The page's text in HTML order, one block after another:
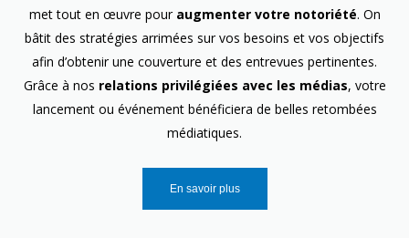
met tout en œuvre pour augmenter votre notoriété. On
bâtit des stratégies arrimées sur vos besoins et vos objectifs
afin d’obtenir une couverture et des entrevues pertinentes.
Grâce à nos relations privilégiées avec les médias, votre
lancement ou événement bénéficiera de belles retombées
médiatiques.
En savoir plus